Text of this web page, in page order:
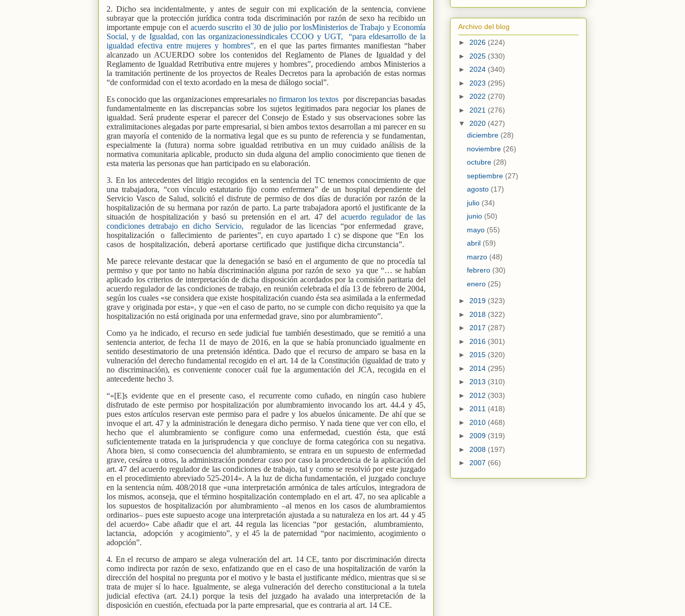
2. Dicho sea incidentalmente, y antes de seguir con mi explicación de la sentencia, conviene
subrayar que la protección jurídica contra toda discriminación por razón de sexo ha recibido un
importante empuje con el acuerdo suscrito el 30 de julio por losMinisterios de Trabajo y Economía
Social, y de Igualdad, con las organizacionessindicales CCOO y UGT, “para eldesarrollo de la
igualdad efectiva entre mujeres y hombres”, en el que las partes firmantes manifiestan “haber
alcanzado un ACUERDO sobre los contenidos del Reglamento de Planes de Igualdad y del
Reglamento de Igualdad Retributiva entre mujeres y hombres”, procediendo ambos Ministerios a
la tramitación pertinente de los proyectos de Reales Decretos para la aprobación de estas normas
“de conformidad con el texto acordado en la mesa de diálogo social”.
Es conocido que las organizaciones empresariales no firmaron los textos por discrepancias basadas
fundamentalmente en las discrepancias sobre los sujetos legitimados para negociar los planes de
igualdad. Será prudente esperar el parecer del Consejo de Estado y sus observaciones sobre las
extralimitaciones alegadas por parte empresarial, si bien ambos textos desarrollan a mi parecer en su
gran mayoría el contenido de la normativa legal que es su punto de referencia y se fundamentan,
especialmente la (futura) norma sobre igualdad retributiva en un muy cuidado análisis de la
normativa comunitaria aplicable, producto sin duda alguna del amplio conocimiento que tienen de
esta materia las personas que han participado en su elaboración.
3. En los antecedentes del litigio recogidos en la sentencia del TC tenemos conocimiento de que
una trabajadora, “con vínculo estatutario fijo como enfermera” de un hospital dependiente del
Servicio Vasco de Salud, solicitó el disfrute de permiso de dos días de duración por razón de la
hospitalización de su hermana por razón de parto. La parte trabajadora aportó el justificante de la
situación de hospitalización y basó su pretensión en el art. 47 del acuerdo regulador de las
condiciones detrabajo en dicho Servicio, regulador de las licencias “por enfermedad
grave,
hospitalización
o fallecimiento de parientes”, en cuyo apartado 1 c) se dispone que “En
los
casos de hospitalización, deberá aportarse certificado que justifique dicha circunstancia”.
Me parece relevante destacar que la denegación se basó en el argumento de que no procedía tal
permiso y que por tanto no había discriminación alguna por razón de sexo
ya que “… se habían
aplicado los criterios de interpretación de dicha disposición acordados por la comisión paritaria del
acuerdo regulador de las condiciones de trabajo, en reunión celebrada el día 13 de febrero de 2004,
según los cuales «se considera que existe hospitalización cuando ésta sea asimilada a la enfermedad
grave y originada por esta», y que «en el caso de parto, no se cumple con dicho requisito ya que la
hospitalización no está originada por una enfermedad grave, sino por alumbramiento”.
Como ya he indicado, el recurso en sede judicial fue también desestimado, que se remitió a una
sentencia anterior, de fecha 11 de mayo de 2016, en la que se había pronunciado igualmente en
sentido desestimatorio de una pretensión idéntica. Dado que el recurso de amparo se basa en la
vulneración del derecho fundamental recogido en el art. 14 de la Constitución (igualdad de trato y
no discriminación), es conveniente conocer cuál fue la argumentación del JCA, recogida en el
antecedente hecho 3.
“«[E]s evidente que en el presente caso, el recurrente como cuñado, en ningún caso hubiere
disfrutado de este permiso por hospitalización por alumbramiento invocando los art. 44.4 y 45,
pues estos artículos reservan este permiso para el padre y los abuelos únicamente. De ahí que se
invoque el art. 47 y la administración le denegara dicho permiso. Y nada tiene que ver con ello, el
hecho que el alumbramiento se configure como una enfermedad, cuestión ésta, que está
suficientemente tratada en la jurisprudencia y que concluye de forma categórica con su negativa.
Ahora bien, si como consecuencia del alumbramiento, se entrara en un supuesto de enfermedad
grave, cesárea u otros, la administración ponderar caso por caso la procedencia de la aplicación del
art. 47 del acuerdo regulador de las condiciones de trabajo, tal y como se resolvió por este juzgado
en el procedimiento abreviado 525-2014». A la luz de dicha fundamentación, el juzgado concluye
en la sentencia núm. 408/2018 que «una interpretación armónica de tales artículos, integradora de
los mismos, aconseja, que el término hospitalización contemplado en el art. 47, no sea aplicable a
los supuestos de hospitalización por alumbramiento –al menos en los casos de alumbramientos
ordinarios– pues este supuesto acoge una interpretación ajustada a su naturaleza en los art. 44 y 45
del acuerdo» Cabe añadir que el art. 44 regula las licencias “por
gestación,
alumbramiento,
lactancia,
adopción
y acogimiento”, y el 45 la de paternidad “por nacimiento, acogimiento o
adopción”.
4. En el recurso de amparo se alega vulneración del art. 14 CE, tanto por discriminación directa
como indirecta por razón de sexo, enfatizando que en el caso de una hospitalización de varón la
dirección del hospital no pregunta por el motivo y le basta el justificante médico, mientras que si se
trata de mujer sí lo hace. Igualmente, se alega vulneración del derecho constitucional a la tutela
judicial efectiva (art. 24.1) porque la tesis del juzgado ha avalado una interpretación de la
disposición en cuestión, efectuada por la parte empresarial, que es contraria al art. 14 CE.
Archivo del blog
► 2026 (224)
► 2025 (330)
► 2024 (340)
► 2023 (295)
► 2022 (270)
► 2021 (276)
▼ 2020 (427)
diciembre (28)
noviembre (26)
octubre (28)
septiembre (27)
agosto (17)
julio (34)
junio (50)
mayo (55)
abril (59)
marzo (48)
febrero (30)
enero (25)
► 2019 (323)
► 2018 (322)
► 2017 (287)
► 2016 (301)
► 2015 (320)
► 2014 (295)
► 2013 (310)
► 2012 (303)
► 2011 (418)
► 2010 (468)
► 2009 (319)
► 2008 (197)
► 2007 (66)